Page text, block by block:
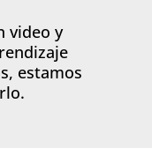
video y
estamos